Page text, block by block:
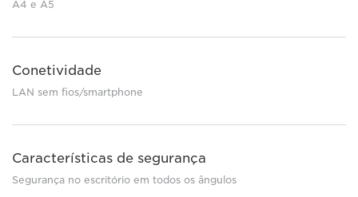
A4 e A5
Conetividade
LAN sem fios/smartphone
Características de segurança
Segurança no escritório em todos os ângulos